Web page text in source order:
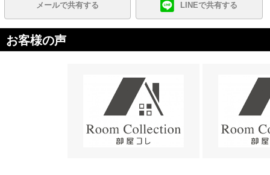
メールで共有する LINEで共有する
お客様の声